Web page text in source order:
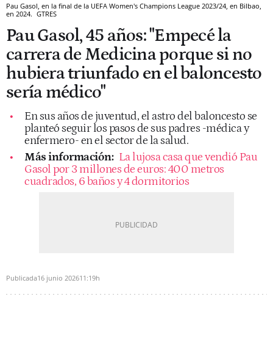
Pau Gasol, en la final de la UEFA Women's Champions League 2023/24, en Bilbao,
en 2024. GTRES
Pau Gasol, 45 años: "Empecé la
carrera de Medicina porque si no
hubiera triunfado en el baloncesto
sería médico"
En sus años de juventud, el astro del baloncesto se
planteó seguir los pasos de sus padres -médica y
enfermero- en el sector de la salud.
Más información: La lujosa casa que vendió Pau
Gasol por 3 millones de euros: 400 metros
cuadrados, 6 baños y 4 dormitorios
Publicada16 junio 202611:19h